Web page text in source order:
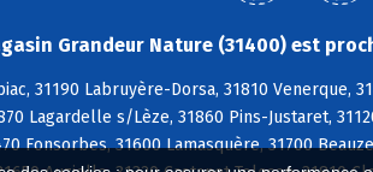
Grandeur Nature (31400) est
31190 Labruyère-Dorsa, 31810 Venerque,
Lagardelle s/Lèze, 31860 Pins-Justaret,
Fonsorbes, 31600 Lamasquère, 31700